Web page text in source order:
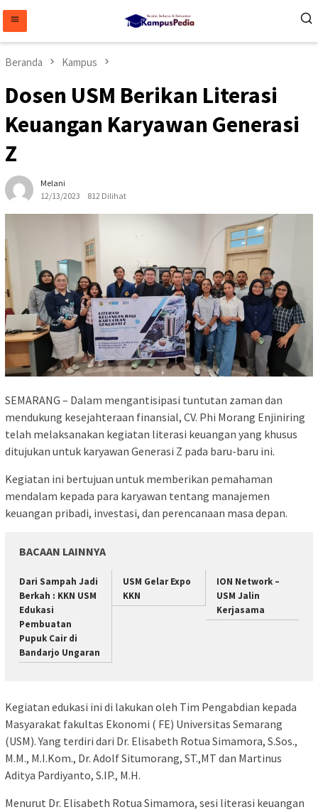
konten
Beranda Kampus
Dosen USM Berikan Literasi
Keuangan Karyawan Generasi
Z
Melani
12/13/2023
812 Dilihat
SEMARANG – Dalam mengantisipasi tuntutan zaman dan
mendukung kesejahteraan finansial, CV. Phi Morang Enjiniring
telah melaksanakan kegiatan literasi keuangan yang khusus
ditujukan untuk karyawan Generasi Z pada baru-baru ini.
Kegiatan ini bertujuan untuk memberikan pemahaman
mendalam kepada para karyawan tentang manajemen
keuangan pribadi, investasi, dan perencanaan masa depan.
BACAAN LAINNYA
Dari Sampah Jadi
Berkah : KKN USM
Edukasi
Pembuatan
Pupuk Cair di
Bandarjo Ungaran
USM Gelar Expo
KKN
ION Network –
USM Jalin
Kerjasama
Kegiatan edukasi ini di lakukan oleh Tim Pengabdian kepada
Masyarakat fakultas Ekonomi ( FE) Universitas Semarang
(USM). Yang terdiri dari Dr. Elisabeth Rotua Simamora, S.Sos.,
M.M., M.I.Kom., Dr. Adolf Situmorang, ST.,MT dan Martinus
Aditya Pardiyanto, S.IP., M.H.
Menurut Dr. Elisabeth Rotua Simamora, sesi literasi keuangan